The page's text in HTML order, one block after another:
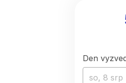
Den
so, 8 srp